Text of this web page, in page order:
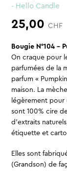
- Hello Candle
25,00 CHF
Bougie N°104 –
On craque pour
parfumées de la
parfum «
maison. La
légèrement
sont 100% cire
d’extraits
étiquette et
Elles sont
(Grandson) de